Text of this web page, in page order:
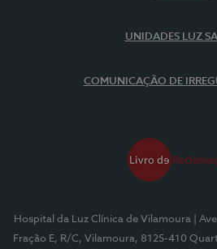
UNIDADES LUZ
COMUNICAÇÃO DE
Hospital da Luz Clínica de Vilamoura
|
Fração E, R/C, Vilamoura, 8125-410